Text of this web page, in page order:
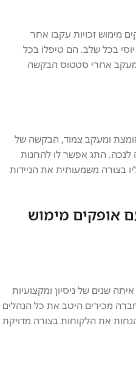
מימוש זכויות עקבו אחר
בכל שלב. הם טיפלו בכל
אחרי סטטוס הבקשה
ומעקב צמוד, הבקשה של
לנכה. התג אפשר לו להחנות
בצורה משמעותית את הניידות
אופקים מימוש
שנים של ניסיון ומקצועיות
מכירים היטב את כל הנהלים
את הלקוחות בצורה מדויקת